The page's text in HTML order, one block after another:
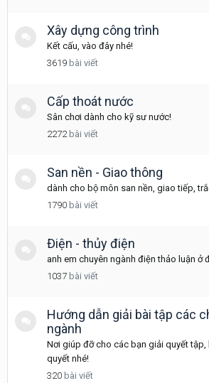
Xây dựng công trình
Kết cấu, vào đây nhé!
3619 bài viết
Cấp thoát nước
Sân chơi dành cho kỹ sư nước!
2272 bài viết
San nền - Giao thông
dành cho bộ môn san nền, giao tiếp,
1790 bài viết
Điện - thủy điện
anh em chuyên ngành điện thảo luận ở
1037 bài viết
Hướng dẫn giải bài tập các
ngành
Nơi giúp đỡ cho các bạn giải quyết
quyết nhé!
320 bài viết